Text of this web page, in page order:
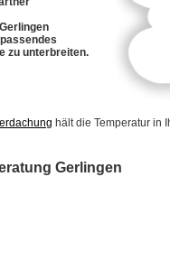
zu unterbreiten.
hält die Temperatur in
Gerlingen